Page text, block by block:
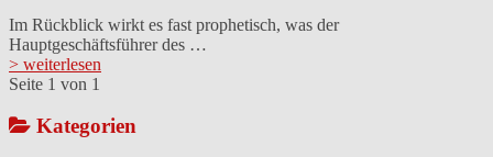
Im Rückblick wirkt es fast prophetisch, was der
Hauptgeschäftsführer des …
> weiterlesen
Seite 1 von 1
Kategorien